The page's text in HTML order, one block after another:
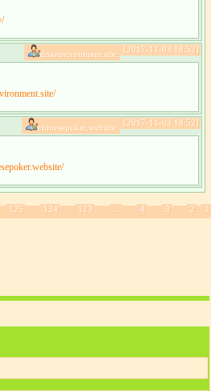
[2017-11-03 18:52]
dnaenvironment.site:
[2017-11-03 18:52]
chinesepoker.website:
1
2
3
4
123
124
125